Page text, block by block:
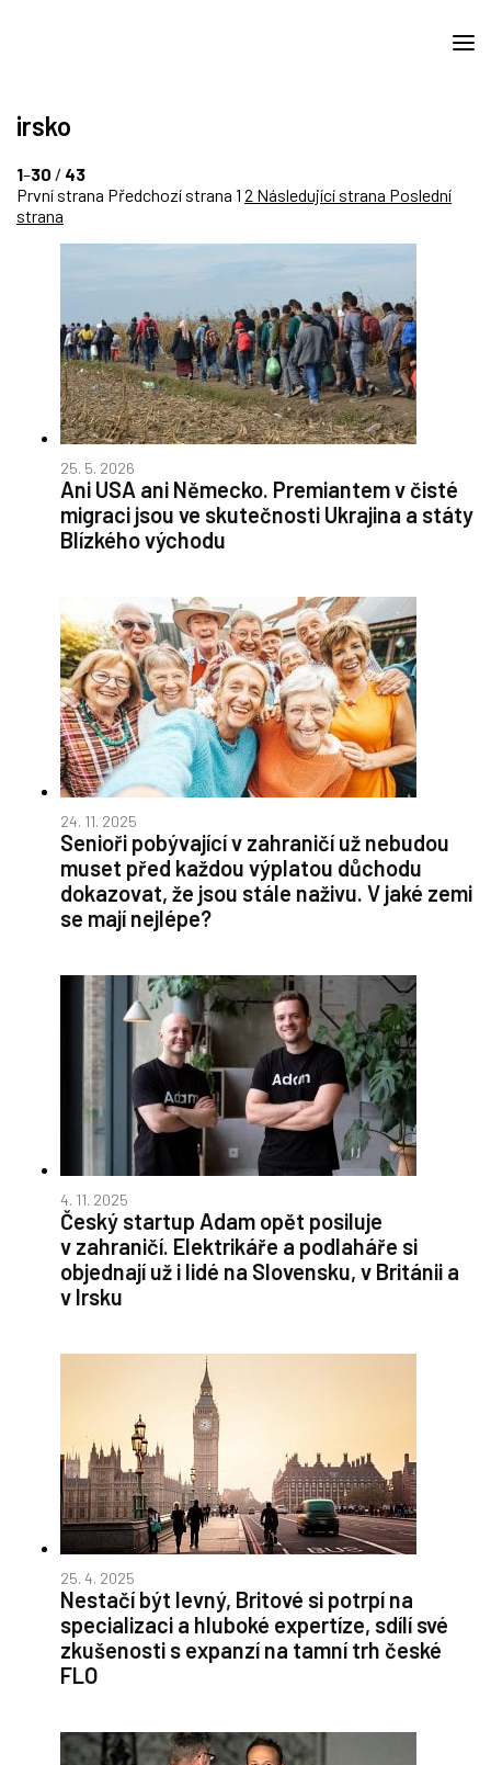
irsko
1–30 / 43
První strana Předchozí strana 1 2 Následující strana Poslední
strana
25. 5. 2026
Ani USA ani Německo. Premiantem v čisté
migraci jsou ve skutečnosti Ukrajina a státy
Blízkého východu
24. 11. 2025
Senioři pobývající v zahraničí už nebudou
muset před každou výplatou důchodu
dokazovat, že jsou stále naživu. V jaké zemi
se mají nejlépe?
4. 11. 2025
Český startup Adam opět posiluje
v zahraničí. Elektrikáře a podlaháře si
objednají už i lidé na Slovensku, v Británii a
v Irsku
25. 4. 2025
Nestačí být levný, Britové si potrpí na
specializaci a hluboké expertíze, sdílí své
zkušenosti s expanzí na tamní trh české
FLO